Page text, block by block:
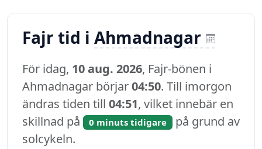
Fajr tid i Ahmadnagar
För idag, 10 aug. 2026, Fajr-bönen i
Ahmadnagar börjar04:50. Till imorgon
ändras tiden till 04:51, vilket innebär en
skillnad på
0 minuts tidigare på grund av
solcykeln.